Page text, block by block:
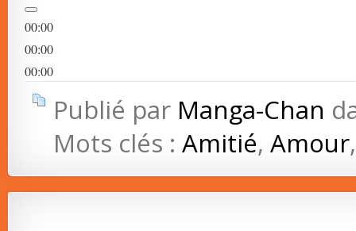
00:00
00:00
00:00
Publié par Manga-Chan
Mots clés : Amitié, Amour